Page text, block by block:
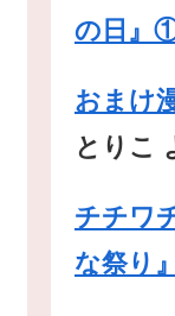
の日』
おまけ
とりこ
チチワ
な祭り』